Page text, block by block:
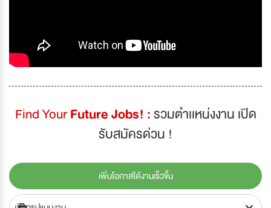
Find YourFuture Jobs! :รวมตำเเหน่งงาน เปิด
รับสมัครด่วน !
เพิ่มโอกาสได้งานเร็วขึ้น